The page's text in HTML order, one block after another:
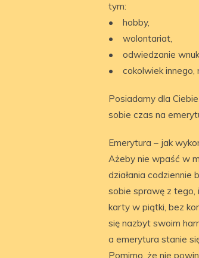
tym:
• hobby,
• wolontariat,
• odwiedzanie
• cokolwiek innego,
Posiadamy dla
sobie czas na
Emerytura – jak
Ażeby nie wpaść w
działania codziennie
sobie sprawę z
karty w piątki, bez
się nazbyt swoim
a emerytura stanie
Pomimo, że nie